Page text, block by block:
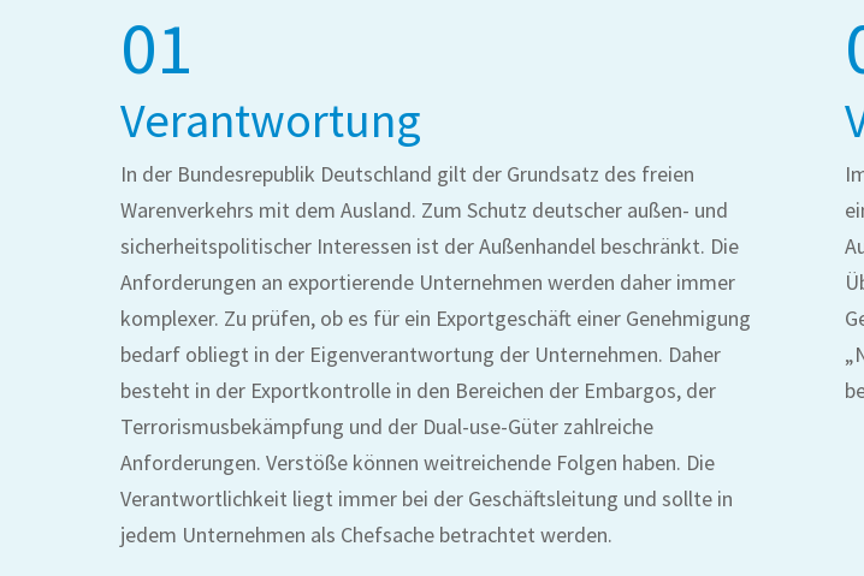
01
Verantwortung
In der Bundesrepublik Deutschland gilt der Grundsatz des freien
Warenverkehrs mit dem Ausland. Zum Schutz deutscher außen- und
sicherheitspolitischer Interessen ist der Außenhandel beschränkt. Die
Anforderungen an exportierende Unternehmen werden daher immer
komplexer. Zu prüfen, ob es für ein Exportgeschäft einer Genehmigung
bedarf obliegt in der Eigenverantwortung der Unternehmen. Daher
besteht in der Exportkontrolle in den Bereichen der Embargos, der
Terrorismusbekämpfung und der Dual-use-Güter zahlreiche
Anforderungen. Verstöße können weitreichende Folgen haben. Die
Verantwortlichkeit liegt immer bei der Geschäftsleitung und sollte in
jedem Unternehmen als Chefsache betrachtet werden.